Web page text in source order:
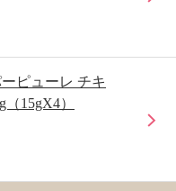
ピューレ チキ
15gX4）